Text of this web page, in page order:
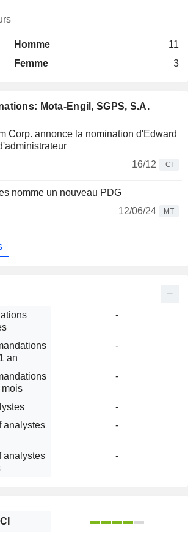
Mota-Engil, SGPS, S.A.
Corp. annonce la nomination d'Edward
16/12
CI
nomme un nouveau PDG
12/06/24
MT
Homme
11
Femme
3
-
an
-
-
-
analystes
-
analystes
-